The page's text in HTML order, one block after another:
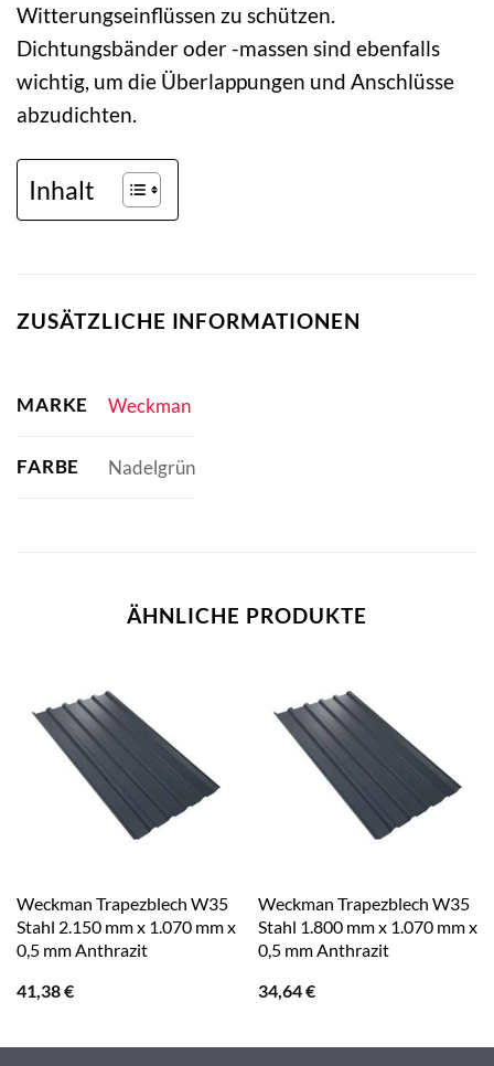
Witterungseinflüssen zu schützen.
Dichtungsbänder oder -massen sind ebenfalls
wichtig, um die Überlappungen und Anschlüsse
abzudichten.
Inhalt
ZUSÄTZLICHE INFORMATIONEN
MARKE Weckman
FARBE Nadelgrün
ÄHNLICHE PRODUKTE
Weckman Trapezblech W35
Stahl 2.150 mm x 1.070 mm x
0,5 mm Anthrazit
41,38€
Weckman Trapezblech W35
Stahl 1.800 mm x 1.070 mm x
0,5 mm Anthrazit
34,64€